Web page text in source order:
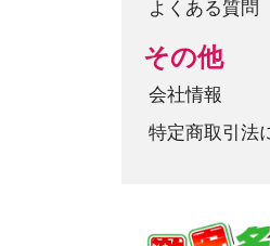
よくある質問
その他
会社情報
特定商取引法